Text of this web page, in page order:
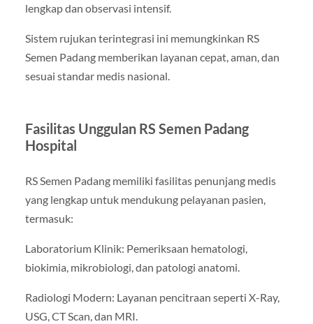
lengkap dan observasi intensif.
Sistem rujukan terintegrasi ini memungkinkan RS
Semen Padang memberikan layanan cepat, aman, dan
sesuai standar medis nasional.
Fasilitas Unggulan RS Semen Padang
Hospital
RS Semen Padang memiliki fasilitas penunjang medis
yang lengkap untuk mendukung pelayanan pasien,
termasuk:
Laboratorium Klinik: Pemeriksaan hematologi,
biokimia, mikrobiologi, dan patologi anatomi.
Radiologi Modern: Layanan pencitraan seperti X-Ray,
USG, CT Scan, dan MRI.